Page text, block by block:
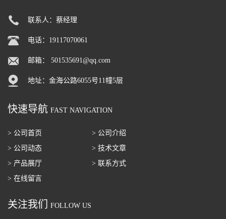
联系人：蔡经理
电话：19117070061
邮箱： 501535691@qq.com
地址：金海公路6055号11幢5层
快速导航 FAST NAVIGATION
> 公司首页
> 公司介绍
> 公司动态
> 技术文章
> 产品展厅
> 联系方式
> 在线留言
关注我们 FOLLOW US